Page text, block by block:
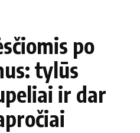
Horoskopai
Laisvalaikis
Maistas
Sveikata
Technologijos
po
tylūs
ir dar